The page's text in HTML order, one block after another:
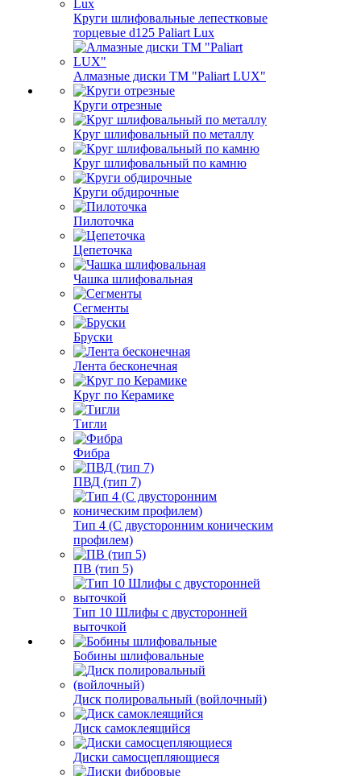
Круги шлифовальные лепестковые
торцевые d125 Paliart Lux
Алмазные диски ТМ "Paliart LUX"
Круги отрезные
Круг шлифовальный по металлу
Круг шлифовальный по камню
Круги обдирочные
Пилоточка
Цепеточка
Чашка шлифовальная
Сегменты
Бруски
Лента бесконечная
Круг по Керамике
Тигли
Фибра
ПВД (тип 7)
Тип 4 (С двусторонним коническим
профилем)
ПВ (тип 5)
Тип 10 Шлифы с двусторонней
выточкой
Бобины шлифовальные
Диск полировальный (войлочный)
Диск самоклеящийся
Диски самосцепляющиеся